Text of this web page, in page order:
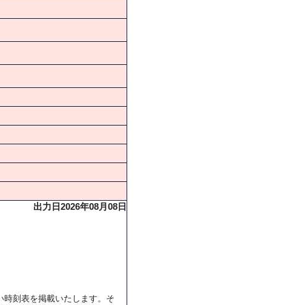
出力日2026年08月08日
刻表を掲載いたします。そ